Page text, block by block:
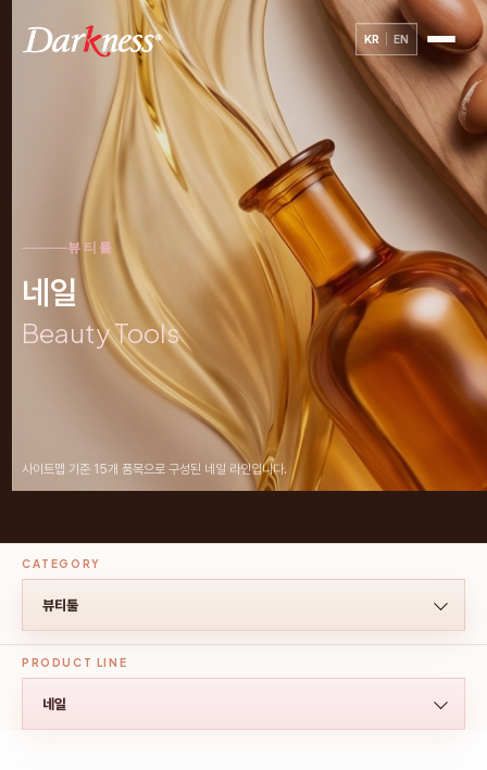
KR EN
뷰티툴
네일
Beauty Tools
사이트맵 기준 15개 품목으로 구성된 네일 라인입니다.
CATEGORY
PRODUCT LINE